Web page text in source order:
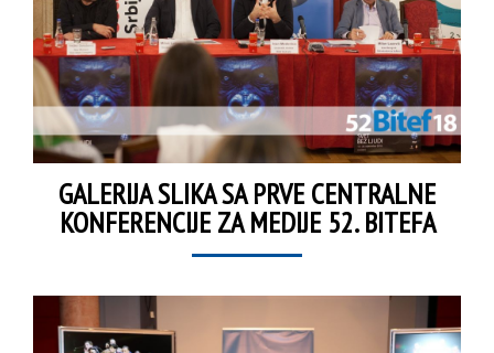
GALERIJA SLIKA SA PRVE CENTRALNE
KONFERENCIJE ZA MEDIJE 52. BITEFA